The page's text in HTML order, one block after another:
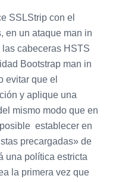
SSLStrip con el
en un ataque man in
cabeceras HSTS
Bootstrap man in
evitar que el
y aplique una
mismo modo que en
establecer en
precargadas» de
una política estricta
la primera vez que